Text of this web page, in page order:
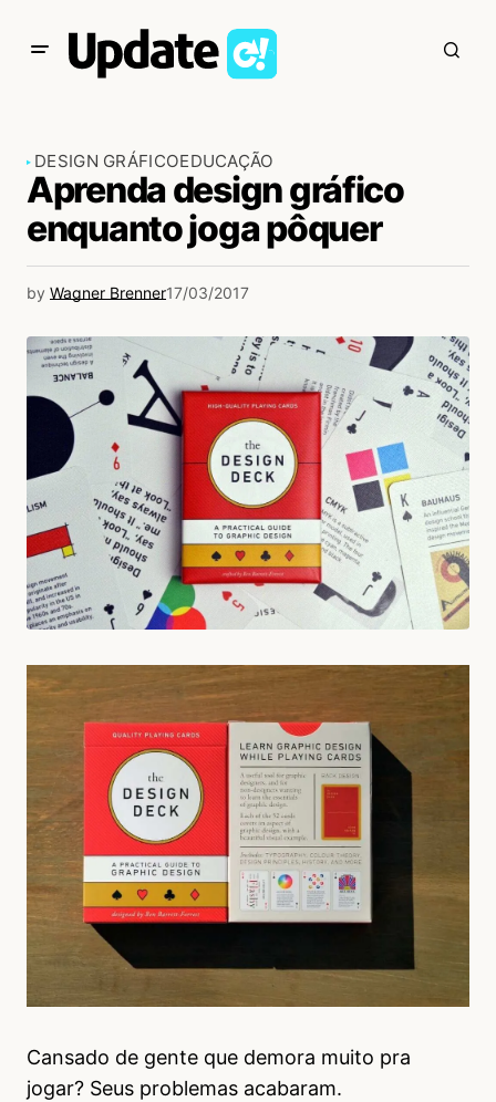
DESIGN GRÁFICOEDUCAÇÃO
Aprenda design gráfico
enquanto joga pôquer
by Wagner Brenner17/03/2017
Cansado de gente que demora muito pra
jogar? Seus problemas acabaram.